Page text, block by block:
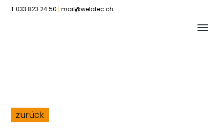
T 033 823 24 50 |mail@welatec.ch